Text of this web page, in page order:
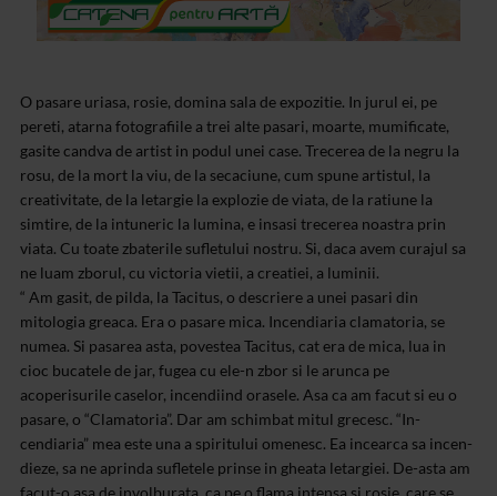
O pasare uriasa, rosie, domina sala de expozitie. In jurul ei, pe
pereti, atarna fotografiile a trei alte pasari, moarte, mumificate,
gasite candva de artist in podul unei case. Trecerea de la negru la
rosu, de la mort la viu, de la secaciune, cum spune artistul, la
creativitate, de la letargie la explozie de viata, de la ratiune la
simtire, de la intuneric la lumina, e insasi trecerea noastra prin
viata. Cu toate zbaterile sufletului nostru. Si, daca avem curajul sa
ne luam zborul, cu victoria vietii, a creatiei, a luminii.
“ Am gasit, de pil­da, la Ta­citus, o descriere a unei pasari din
mitologia greaca. Era o pa­sare mica. Incendiaria cla­­ma­to­ria, se
numea. Si pasarea asta, po­vestea Taci­tus, cat era de mica, lua in
cioc bucatele de jar, fu­gea cu ele-n zbor si le arunca pe
acoperisurile caselor, incen­di­ind orasele. Asa ca am facut si eu o
pasare, o “Clamatoria”. Dar am schimbat mitul gre­cesc. “In­
cendiaria” mea este una a spi­ri­tului omenesc. Ea in­cear­ca sa incen­
dieze, sa ne aprinda sufle­tele prinse in ghea­­ta le­targiei. De-asta am